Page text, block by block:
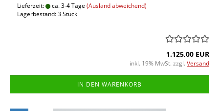
Lieferzeit: ca. 3-4 Tage(Ausland abweichend)
Lagerbestand: 3 Stück
1.125,00 EUR
inkl. 19% MwSt. zzgl. Versand
IN DEN WARENKORB